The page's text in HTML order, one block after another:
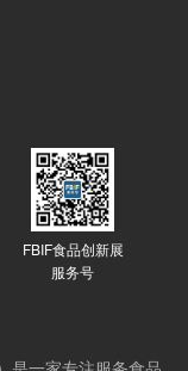
FBIF食品创新展
服务号